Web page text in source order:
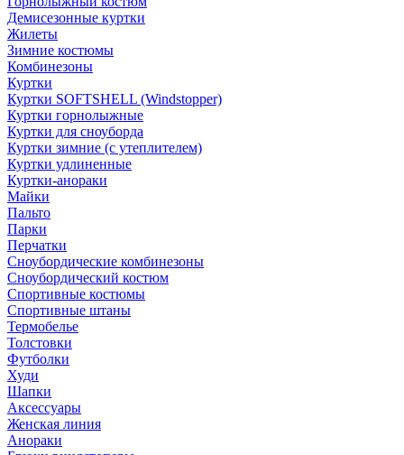
Демисезонные куртки
Жилеты
Зимние костюмы
Комбинезоны
Куртки
Куртки SOFTSHELL (Windstopper)
Куртки горнолыжные
Куртки для сноуборда
Куртки зимние (с утеплителем)
Куртки удлиненные
Куртки-анораки
Майки
Пальто
Парки
Перчатки
Сноубордические комбинезоны
Сноубордический костюм
Спортивные костюмы
Спортивные штаны
Термобелье
Толстовки
Футболки
Худи
Шапки
Аксессуары
Женская линия
Анораки